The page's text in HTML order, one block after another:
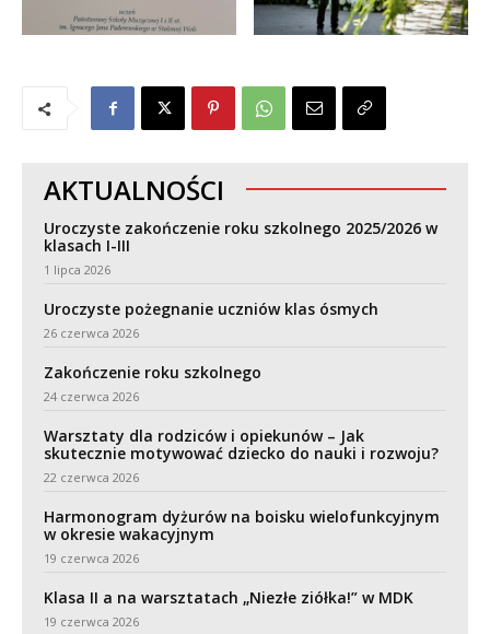
AKTUALNOŚCI
Uroczyste zakończenie roku szkolnego 2025/2026 w
klasach I-III
1 lipca 2026
Uroczyste pożegnanie uczniów klas ósmych
26 czerwca 2026
Zakończenie roku szkolnego
24 czerwca 2026
Warsztaty dla rodziców i opiekunów – Jak
skutecznie motywować dziecko do nauki i rozwoju?
22 czerwca 2026
Harmonogram dyżurów na boisku wielofunkcyjnym
w okresie wakacyjnym
19 czerwca 2026
Klasa II a na warsztatach „Niezłe ziółka!” w MDK
19 czerwca 2026